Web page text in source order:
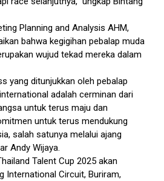
Planning and Analysis AHM,
bahwa kegigihan pebalap muda
wujud tekad mereka dalam
yang ditunjukkan oleh pebalap
adalah cerminan dari
untuk terus maju dan
untuk terus mendukung
salah satunya melalui ajang
Andy Wijaya.
Talent Cup 2025 akan
International Circuit, Buriram,